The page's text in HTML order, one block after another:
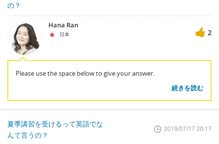
の？
Hana Ran
日本 2
Please use the space below to give your answer.
続きを読む
夏季講習を受けるって英語でな
んて言うの？
2019/07/17 20:17